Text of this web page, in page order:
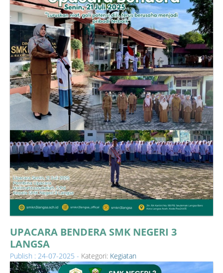
UPACARA BENDERA SMK NEGERI 3
LANGSA
Publish : 24-07-2025 - Kategori: Kegiatan